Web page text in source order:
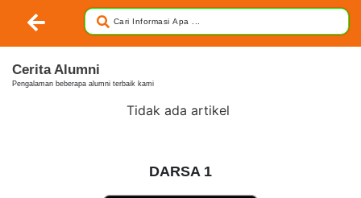
Cerita Alumni
Pengalaman beberapa alumni terbaik kami
Tidak ada artikel
DARSA 1